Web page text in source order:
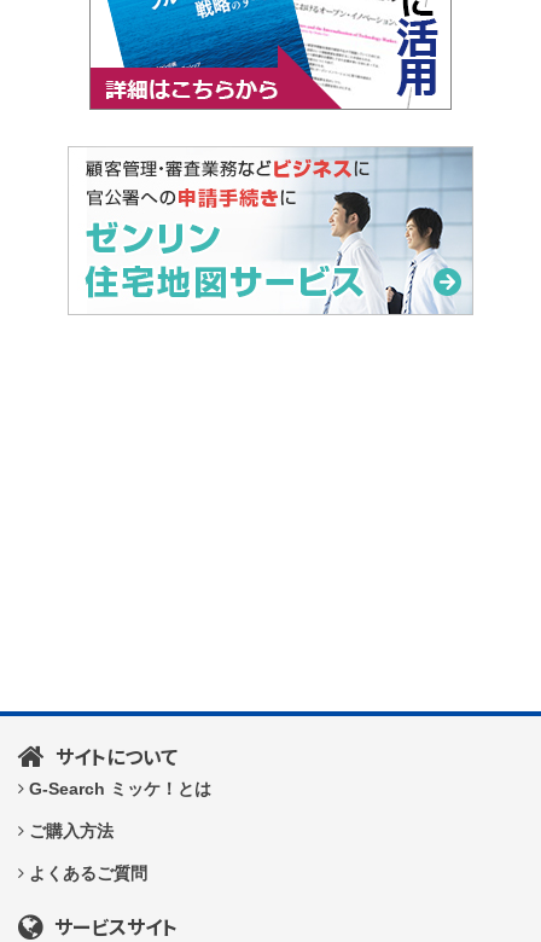
サイトについて
G-Search ミッケ！とは
ご購入方法
よくあるご質問
サービスサイト